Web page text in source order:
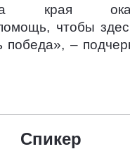
края
чтобы
победа», –
Спикер